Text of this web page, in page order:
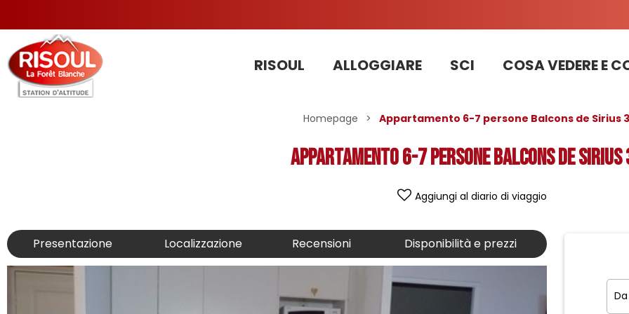
RISOUL ALLOGGIARE SCI COSA VEDERE E
Homepage > Appartamento 6-7 persone Balcons de Sirius
Appartamento 6-7 persone Balcons de Sirius
Aggiungi al diario di viaggio
Presentazione Localizzazione Recensioni Disponibilità e prezzi